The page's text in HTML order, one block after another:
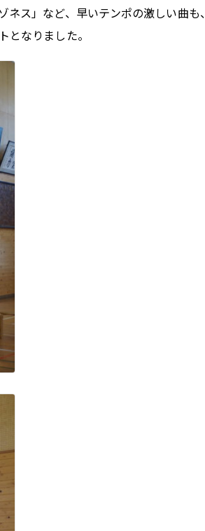
ス」など、早いテンポの激しい曲も、
なりました。